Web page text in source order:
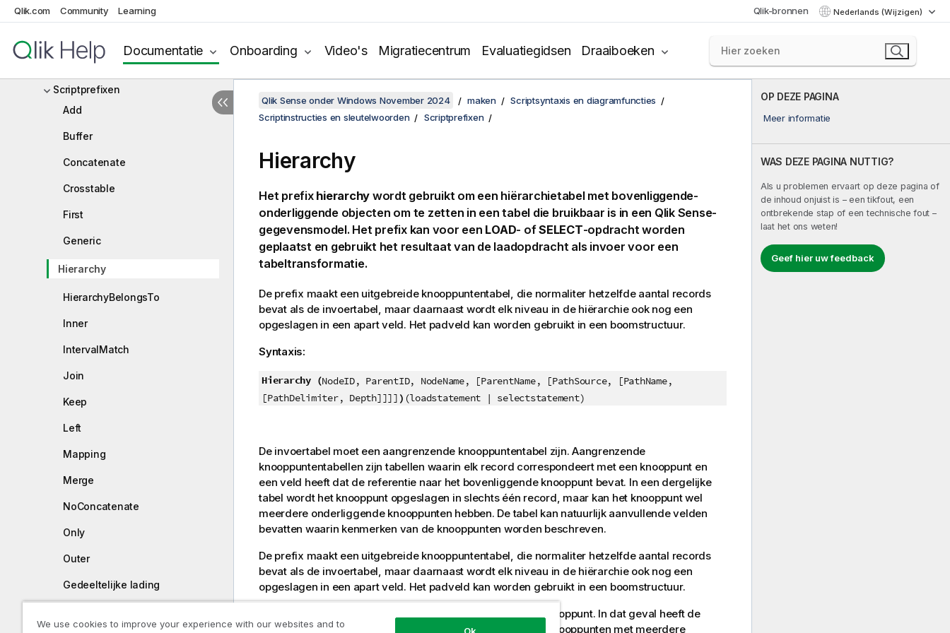
Qlik.com Community Learning Qlik-bronnen Nederlands (Wijzigen)
Documentatie Onboarding Video's Migratiecentrum Evaluatiegidsen Draaiboeken
Overzicht scriptsyntaxis
Scriptinstructies en sleutelwoorden
Scriptbesturingsopdrachten
Scriptprefixen
Add
Buffer
Concatenate
Crosstable
First
Generic
Hierarchy
HierarchyBelongsTo
Inner
IntervalMatch
Join
Keep
Left
Mapping
Merge
NoConcatenate
Only
Outer
Gedeeltelijke lading
OP DEZE PAGINA
Meer informatie
WAS DEZE PAGINA NUTTIG?
Als u problemen ervaart op deze pagina of
de inhoud onjuist is – een tikfout, een
ontbrekende stap of een technische fout –
laat het ons weten!
Geef hier uw feedback
Qlik Sense onder Windows November 2024 maken
Scriptsyntaxis en diagramfuncties
Scriptinstructies en sleutelwoorden
Scriptprefixen
Hierarchy
Het prefix hierarchy wordt gebruikt om een hiërarchietabel met bovenliggende-
onderliggende objecten om te zetten in een tabel die bruikbaar is in een Qlik Sense-
gegevensmodel. Het prefix kan voor een LOAD- ofSELECT-opdracht worden
geplaatst en gebruikt het resultaat van de laadopdracht als invoer voor een
tabeltransformatie.
De prefix maakt een uitgebreide knooppuntentabel, die normaliter hetzelfde aantal records
bevat als de invoertabel, maar daarnaast wordt elk niveau in de hiërarchie ook nog een
opgeslagen in een apart veld. Het padveld kan worden gebruikt in een boomstructuur.
Syntaxis:
Hierarchy (NodeID, ParentID, NodeName, [ParentName, [PathSource, [PathName,
[PathDelimiter, Depth]]]] ) (loadstatement | selectstatement)
De invoertabel moet een aangrenzende knooppuntentabel zijn. Aangrenzende
knooppuntentabellen zijn tabellen waarin elk record correspondeert met een knooppunt en
een veld heeft dat de referentie naar het bovenliggende knooppunt bevat. In een dergelijke
tabel wordt het knooppunt opgeslagen in slechts één record, maar kan het knooppunt wel
meerdere onderliggende knooppunten hebben. De tabel kan natuurlijk aanvullende velden
bevatten waarin kenmerken van de knooppunten worden beschreven.
De prefix maakt een uitgebreide knooppuntentabel, die normaliter hetzelfde aantal records
bevat als de invoertabel, maar daarnaast wordt elk niveau in de hiërarchie ook nog een
opgeslagen in een apart veld. Het padveld kan worden gebruikt in een boomstructuur.
Gewoonlijk heeft de interne tabel precies één record per knooppunt. In dat geval heeft de
uitvoertabel hetzelfde aantal records. Soms zijn er echter knooppunten met meerdere
We use cookies to improve your experience with our websites and to